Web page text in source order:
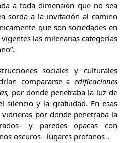
a toda dimensión que no sea
sorda a la invitación al camino
que son sociedades en
las milenarias categorías
sociales y culturales
compararse a edificaciones
por donde penetraba la luz de
silencio y la gratuidad. En esas
vidrieras por donde penetraba la
y paredes opacas con
oscuros –lugares profanos-.